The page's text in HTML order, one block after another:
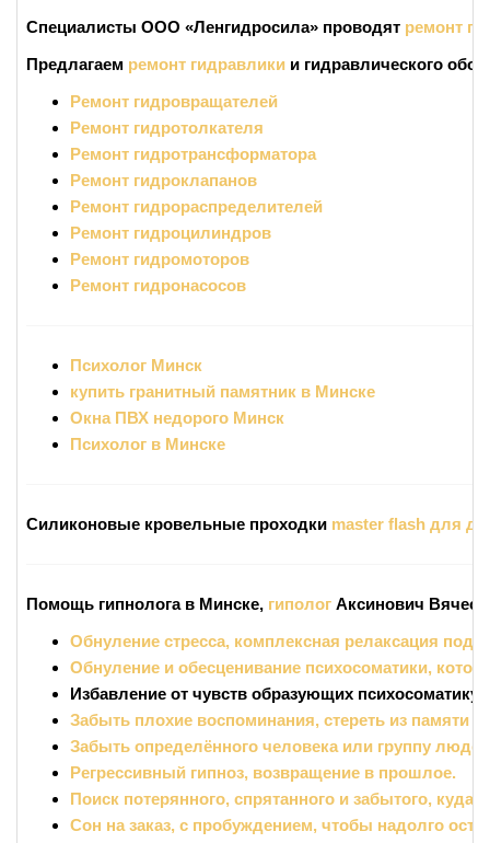
Специалисты ООО «Ленгидросила» проводят ремонт
Предлагаем ремонт гидравлики и гидравлического
Ремонт гидровращателей
Ремонт гидротолкателя
Ремонт гидротрансформатора
Ремонт гидроклапанов
Ремонт гидрораспределителей
Ремонт гидроцилиндров
Ремонт гидромоторов
Ремонт гидронасосов
Психолог Минск
купить гранитный памятник в Минске
Окна ПВХ недорого Минск
Психолог в Минске
Силиконовые кровельные проходки master flash для
Помощь гипнолога в Минске, гиполог Аксинович
Обнуление стресса, комплексная релаксация под
Обнуление и обесценивание психосоматики,
Избавление от чувств образующих
Забыть плохие воспоминания, стереть из памяти
Забыть определённого человека или группу
Регрессивный гипноз, возвращение в прошлое.
Поиск потерянного, спрятанного и забытого, куда
Сон на заказ, с пробуждением, чтобы надолго